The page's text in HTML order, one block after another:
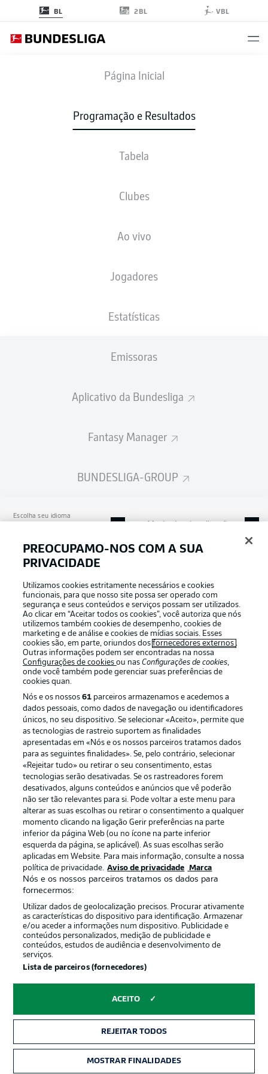
BL 2BL VBL
Página Inicial
Programação e Resultados
Tabela
Clubes
Ao vivo
Jogadores
Estatísticas
Emissoras
Aplicativo da Bundesliga
Fantasy Manager
BUNDESLIGA-GROUP
Escolha seu idioma
Login
SGE S04
ESCALAÇÕES
sex., 08.01.2027 - dom., 10.01.2027
Publicidade
Football as it’s meant to be
APLICATIVO DA BUNDESLIGA
Oferecido por
Gerir preferências Aviso de privacidade
Emissoras
Trabalhe conosco Marca
PREOCUPAMO-NOS COM A SUA
PRIVACIDADE
Utilizamos cookies estritamente necessários e cookies
funcionais, para que nosso site possa ser operado com
segurança e seus conteúdos e serviços possam ser utilizados.
Ao clicar em “Aceitar todos os cookies”, você autoriza que nós
utilizemos também cookies de desempenho, cookies de
marketing e de análise e cookies de mídias sociais. Esses
cookies são, em parte, oriundos dosfornecedores externos .
Outras informações podem ser encontradas na nossa
Configurações de cookiesou nasConfigurações de cookies,
onde você também pode gerenciar suas preferências de
cookies quan.
Nós e os nossos61 parceiros armazenamos e acedemos a
dados pessoais, como dados de navegação ou identificadores
únicos, no seu dispositivo. Se selecionar «Aceito», permite que
as tecnologias de rastreio suportem as finalidades
apresentadas em «Nós e os nossos parceiros tratamos dados
para as seguintes finalidades». Se, pelo contrário, selecionar
«Rejeitar tudo» ou retirar o seu consentimento, estas
tecnologias serão desativadas. Se os rastreadores forem
desativados, alguns conteúdos e anúncios que vê poderão
não ser tão relevantes para si. Pode voltar a este menu para
alterar as suas escolhas ou retirar o consentimento a qualquer
momento clicando na ligação Gerir preferências na parte
inferior da página Web (ou no ícone na parte inferior
esquerda da página, se aplicável). As suas escolhas serão
aplicadas em Website. Para mais informação, consulte a nossa
política de privacidade. Aviso de privacidade Marca
Nós e os nossos parceiros tratamos os dados para
fornecermos:
Utilizar dados de geolocalização precisos. Procurar ativamente
as características do dispositivo para identificação. Armazenar
e/ou aceder a informações num dispositivo. Publicidade e
conteúdos personalizados, medição de publicidade e
conteúdos, estudos de audiência e desenvolvimento de
serviços.
Lista de parceiros (fornecedores)
ACEITO
REJEITAR TODOS
MOSTRAR FINALIDADES